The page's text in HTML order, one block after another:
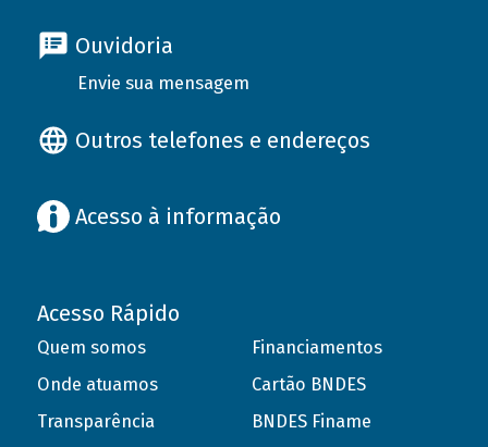
Ouvidoria
Envie sua mensagem
Outros telefones e endereços
Acesso à informação
Acesso Rápido
Quem somos
Onde atuamos
Transparência
Financiamentos
Cartão BNDES
BNDES Finame